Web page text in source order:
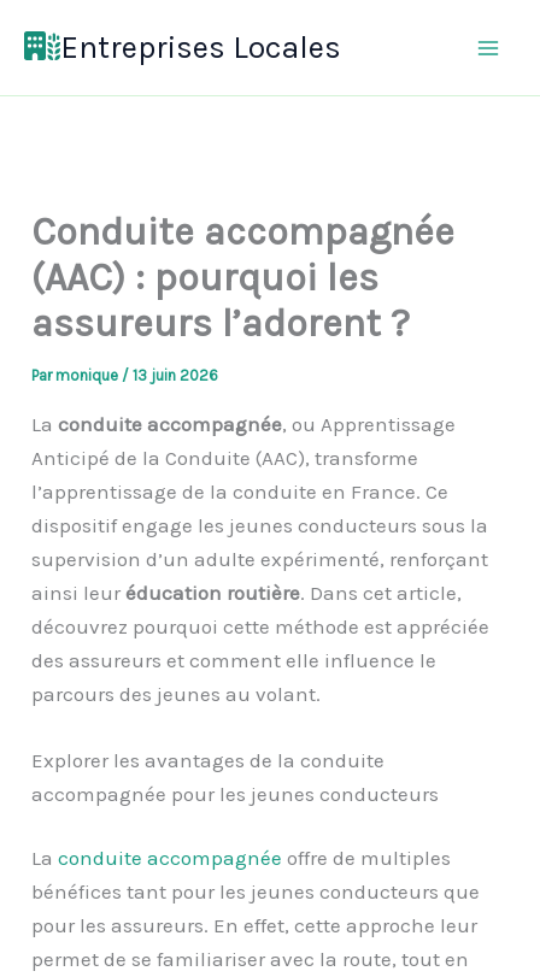
Entreprises Locales
Conduite accompagnée
(AAC) : pourquoi les
assureurs l’adorent ?
Parmonique /13 juin 2026
Laconduite accompagnée, ou Apprentissage
Anticipé de la Conduite (AAC), transforme
l’apprentissage de la conduite en France. Ce
dispositif engage les jeunes conducteurs sous la
supervision d’un adulte expérimenté, renforçant
ainsi leuréducation routière. Dans cet article,
découvrez pourquoi cette méthode est appréciée
des assureurs et comment elle influence le
parcours des jeunes au volant.
Explorer les avantages de la conduite
accompagnée pour les jeunes conducteurs
Laconduite accompagnée offre de multiples
bénéfices tant pour les jeunes conducteurs que
pour les assureurs. En effet, cette approche leur
permet de se familiariser avec la route, tout en